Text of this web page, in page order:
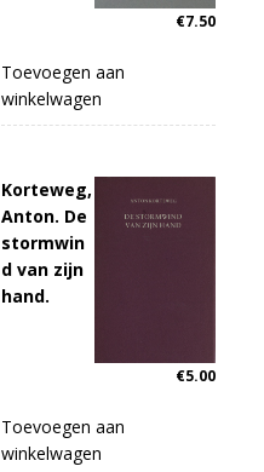
€7.50
Toevoegen aan
winkelwagen
Korteweg,
Anton. De
stormwin
d van zijn
hand.
€5.00
Toevoegen aan
winkelwagen